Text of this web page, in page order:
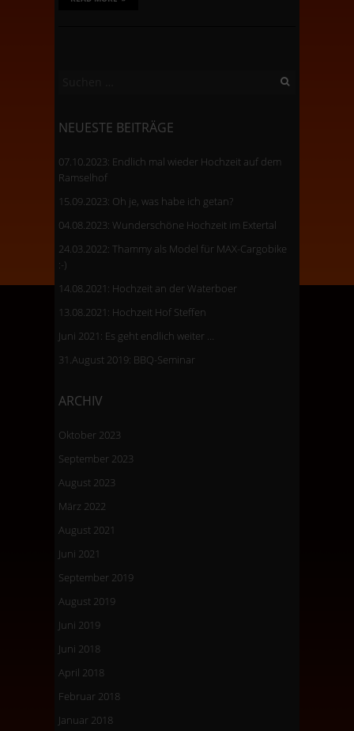
NEUESTE BEITRÄGE
07.10.2023: Endlich mal wieder Hochzeit auf dem
Ramselhof
15.09.2023: Oh je, was habe ich getan?
04.08.2023: Wunderschöne Hochzeit im Extertal
24.03.2022: Thammy als Model für MAX-Cargobike
:-)
14.08.2021: Hochzeit an der Waterboer
13.08.2021: Hochzeit Hof Steffen
Juni 2021: Es geht endlich weiter …
31.August 2019: BBQ-Seminar
ARCHIV
Oktober 2023
September 2023
August 2023
März 2022
August 2021
Juni 2021
September 2019
August 2019
Juni 2019
Juni 2018
April 2018
Februar 2018
Januar 2018